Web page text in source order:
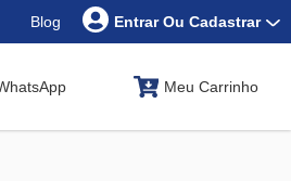
Blog Entrar Ou Cadastrar
Meu Carrinho